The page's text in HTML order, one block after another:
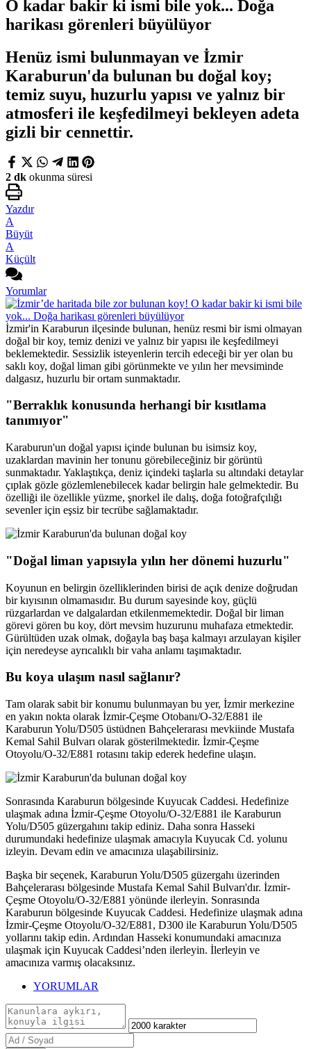
O kadar bakir ki ismi bile yok... Doğa
harikası görenleri büyülüyor
Henüz ismi bulunmayan ve İzmir
Karaburun'da bulunan bu doğal koy;
temiz suyu, huzurlu yapısı ve yalnız bir
atmosferi ile keşfedilmeyi bekleyen adeta
gizli bir cennettir.
2 dk okunma süresi
Yazdır
A
Büyüt
A
Küçült
Yorumlar
İzmir'in Karaburun ilçesinde bulunan, henüz resmi bir ismi olmayan
doğal bir koy, temiz denizi ve yalnız bir yapısı ile keşfedilmeyi
beklemektedir. Sessizlik isteyenlerin tercih edeceği bir yer olan bu
saklı koy, doğal liman gibi görünmekte ve yılın her mevsiminde
dalgasız, huzurlu bir ortam sunmaktadır.
"Berraklık konusunda herhangi bir kısıtlama
tanımıyor"
Karaburun'un doğal yapısı içinde bulunan bu isimsiz koy,
uzaklardan mavinin her tonunu görebileceğiniz bir görüntü
sunmaktadır. Yaklaştıkça, deniz içindeki taşlarla su altındaki detaylar
çıplak gözle gözlemlenebilecek kadar belirgin hale gelmektedir. Bu
özelliği ile özellikle yüzme, şnorkel ile dalış, doğa fotoğrafçılığı
sevenler için eşsiz bir tecrübe sağlamaktadır.
"Doğal liman yapısıyla yılın her dönemi huzurlu"
Koyunun en belirgin özelliklerinden birisi de açık denize doğrudan
bir kıyısının olmamasıdır. Bu durum sayesinde koy, güçlü
rüzgarlardan ve dalgalardan etkilenmemektedir. Doğal bir liman
görevi gören bu koy, dört mevsim huzurunu muhafaza etmektedir.
Gürültüden uzak olmak, doğayla baş başa kalmayı arzulayan kişiler
için neredeyse ayrıcalıklı bir vaha anlamı taşımaktadır.
Bu koya ulaşım nasıl sağlanır?
Tam olarak sabit bir konumu bulunmayan bu yer, İzmir merkezine
en yakın nokta olarak İzmir-Çeşme Otobanı/O-32/E881 ile
Karaburun Yolu/D505 üstüdnen Bahçelerarası mevkiinde Mustafa
Kemal Sahil Bulvarı olarak gösterilmektedir. İzmir-Çeşme
Otoyolu/O-32/E881 rotasını takip ederek hedefine ulaşın.
Sonrasında Karaburun bölgesinde Kuyucak Caddesi. Hedefinize
ulaşmak adına İzmir-Çeşme Otoyolu/O-32/E881 ile Karaburun
Yolu/D505 güzergahını takip ediniz. Daha sonra Hasseki
durumundaki hedefinize ulaşmak amacıyla Kuyucak Cd. yolunu
izleyin. Devam edin ve amacınıza ulaşabilirsiniz.
Başka bir seçenek, Karaburun Yolu/D505 güzergahı üzerinden
Bahçelerarası bölgesinde Mustafa Kemal Sahil Bulvarı'dır. İzmir-
Çeşme Otoyolu/O-32/E881 yönünde ilerleyin. Sonrasında
Karaburun bölgesinde Kuyucak Caddesi. Hedefinize ulaşmak adına
İzmir-Çeşme Otoyolu/O-32/E881, D300 ile Karaburun Yolu/D505
yollarını takip edin. Ardından Hasseki konumundaki amacınıza
ulaşmak için Kuyucak Caddesi’nden ilerleyin. İlerleyin ve
amacınıza varmış olacaksınız.
YORUMLAR